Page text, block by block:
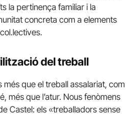
la pertinença familiar i la
concreta com a elements
col.lectives.
del treball
més que el treball assalariat, com
més que l’atur. Nous fenòmens
Castel: els «treballadors sense